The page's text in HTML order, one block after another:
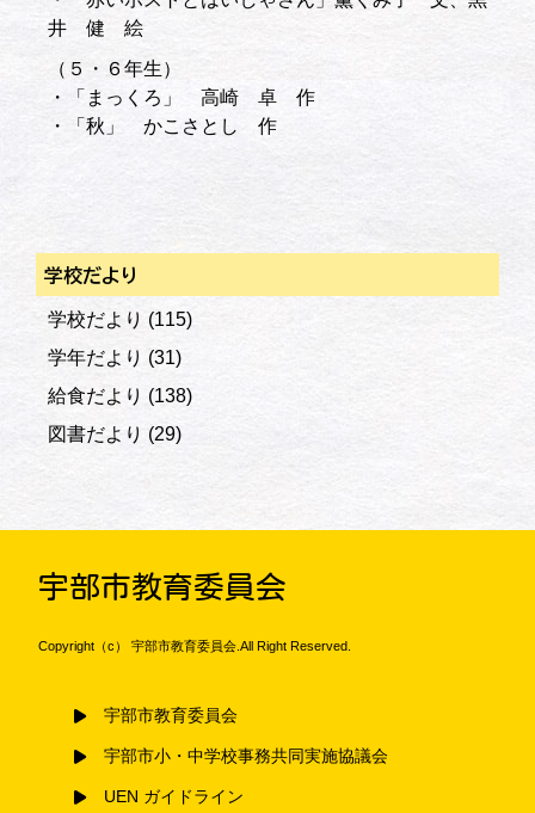
井 健 絵
（５・６年生）
・「まっくろ」 高崎 卓 作
・「秋」 かこさとし 作
学校だより
学校だより (115)
学年だより (31)
給食だより (138)
図書だより (29)
宇部市教育委員会
Copyright（c） 宇部市教育委員会.All Right Reserved.
宇部市教育委員会
宇部市小・中学校事務共同実施協議会
UEN ガイドライン